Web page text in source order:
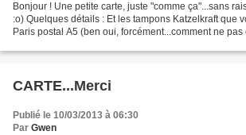
Bonjour ! Une petite carte, juste "comme ça"...sans
:o) Quelques détails : Et les tampons Katzelkraft que
Paris postal A5 (ben oui, forcément...comment ne pas
CARTE...Merci
Publié le 10/03/2013 à 06:30
Par Gwen